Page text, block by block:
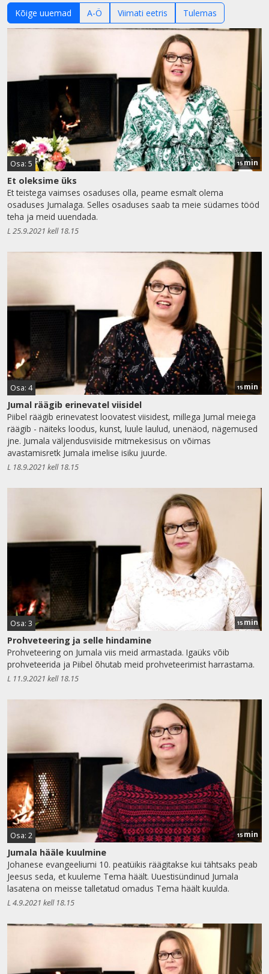
Kõige uuemad A-Ö Viimati eetris Tulemas
Osa: 5 15min
Et oleksime üks
Et teistega vaimses osaduses olla, peame esmalt olema
osaduses Jumalaga. Selles osaduses saab ta meie südames tööd
teha ja meid uuendada.
L 25.9.2021 kell 18.15
Osa: 4 15 min
Jumal räägib erinevatel viisidel
Piibel räägib erinevatest loovatest viisidest, millega Jumal meiega
räägib - näiteks loodus, kunst, luule laulud, unenäod, nägemused
jne. Jumala väljendusviiside mitmekesisus on võimas
avastamisretk Jumala imelise isiku juurde.
L 18.9.2021 kell 18.15
Osa: 3 15 min
Prohveteering ja selle hindamine
Prohveteering on Jumala viis meid armastada. Igaüks võib
prohveteerida ja Piibel õhutab meid prohveteerimist harrastama.
L 11.9.2021 kell 18.15
Osa: 2 15 min
Jumala hääle kuulmine
Johanese evangeeliumi 10. peatüikis räägitakse kui tähtsaks peab
Jeesus seda, et kuuleme Tema häält. Uuestisündinud Jumala
lasatena on meisse talletatud omadus Tema häält kuulda.
L 4.9.2021 kell 18.15